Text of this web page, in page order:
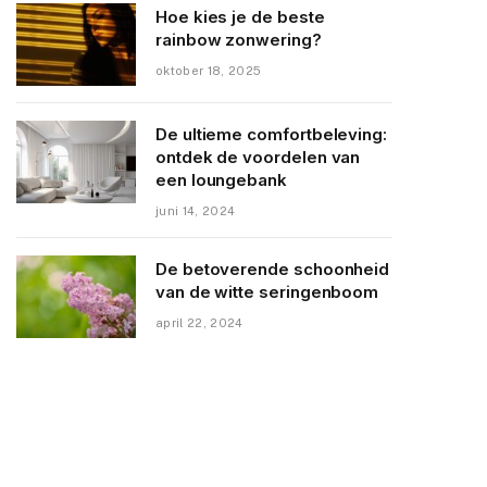
Hoe kies je de beste
rainbow zonwering?
oktober 18, 2025
De ultieme comfortbeleving:
ontdek de voordelen van
een loungebank
juni 14, 2024
De betoverende schoonheid
van de witte seringenboom
april 22, 2024